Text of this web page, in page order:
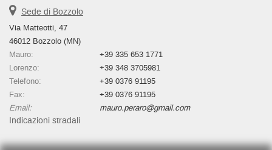
Sede di Bozzolo
Via Matteotti, 47
46012 Bozzolo (MN)
Mauro:
+39 335 653 1771
Lorenzo:
+39 348 3705981
Telefono:
+39 0376 91195
Fax:
+39 0376 91195
Email:
mauro.peraro@gmail.com
Indicazioni stradali